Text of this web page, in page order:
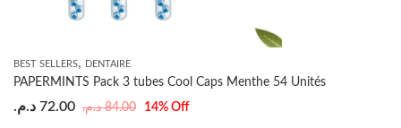
BEST SELLERS, DENTAIRE
PAPERMINTS Pack 3 tubes Cool Caps Menthe 54 Unités
84.00 د.م. 72.00 د.م. 14% Off